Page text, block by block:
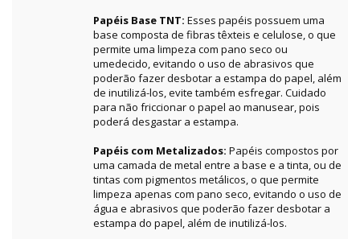
Papéis Base TNT: Esses papéis possuem uma
base composta de fibras têxteis e celulose, o que
permite uma limpeza com pano seco ou
umedecido, evitando o uso de abrasivos que
poderão fazer desbotar a estampa do papel, além
de inutilizá-los, evite também esfregar. Cuidado
para não friccionar o papel ao manusear, pois
poderá desgastar a estampa.
Papéis com Metalizados: Papéis compostos por
uma camada de metal entre a base e a tinta, ou de
tintas com pigmentos metálicos, o que permite
limpeza apenas com pano seco, evitando o uso de
água e abrasivos que poderão fazer desbotar a
estampa do papel, além de inutilizá-los.